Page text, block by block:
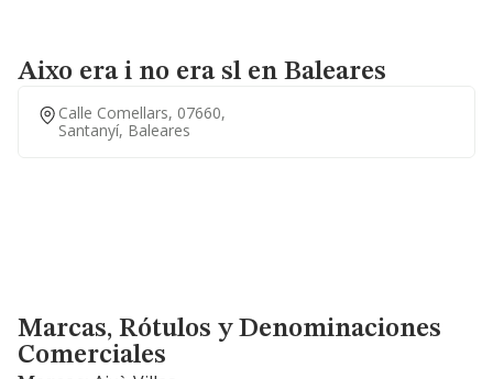
Aixo era i no era sl en Baleares
Calle Comellars, 07660,
Santanyí, Baleares
Marcas, Rótulos y Denominaciones Comerciales
Marcas, Rótulos y Denominaciones
Comerciales